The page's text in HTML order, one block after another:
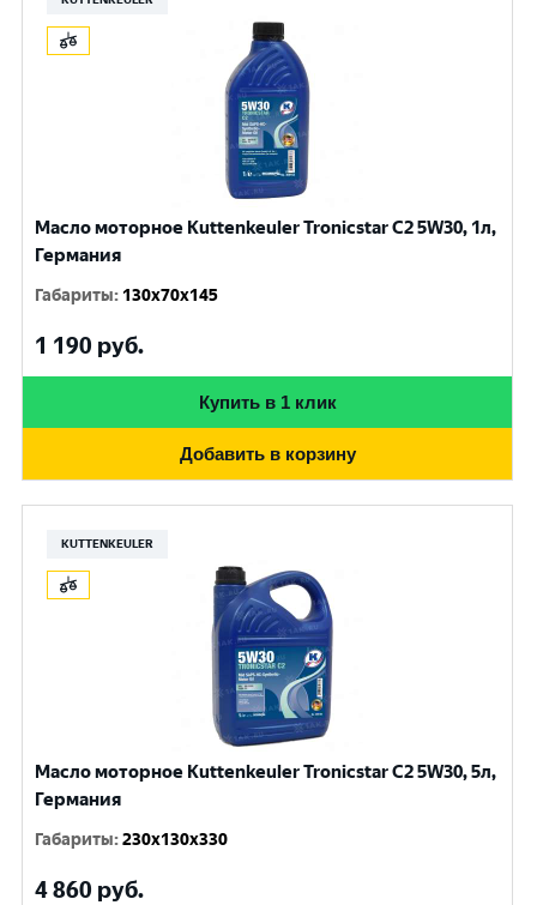
Масло моторное Kuttenkeuler Tronicstar C2 5W30, 1л,
Германия
Габариты: 130x70x145
1 190 руб.
Купить в 1 клик
Добавить в корзину
KUTTENKEULER
Масло моторное Kuttenkeuler Tronicstar C2 5W30, 5л,
Германия
Габариты:230x130x330
4 860 руб.